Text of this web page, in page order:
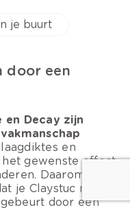
je buurt
door een
en Decay zijn
en
gewenste effect
Daarom is
je Claystuc niet
door een